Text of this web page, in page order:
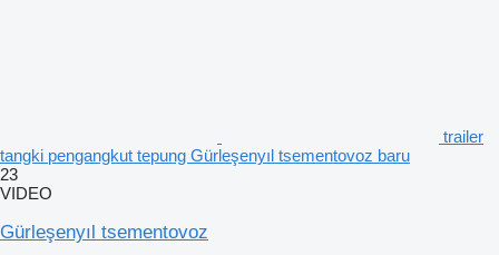
trailer
tangki pengangkut tepung Gürleşenyıl tsementovoz baru
23
VIDEO
Gürleşenyıl tsementovoz